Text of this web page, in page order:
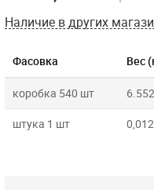
Фасовка Вес
коробка 540 шт 6.552
штука 1 шт
Наличие в других